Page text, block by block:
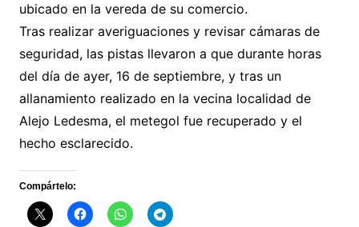
ubicado en la vereda de su comercio.
Tras realizar averiguaciones y revisar cámaras de
seguridad, las pistas llevaron a que durante horas
del día de ayer, 16 de septiembre, y tras un
allanamiento realizado en la vecina localidad de
Alejo Ledesma, el metegol fue recuperado y el
hecho esclarecido.
Compártelo: